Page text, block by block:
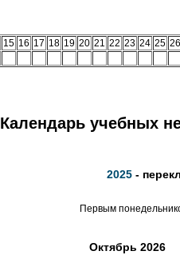
15 16 17 18 19 20 21 22 23 24 25 26
Календарь учебных
2025 -
Первым
Октябрь 2026